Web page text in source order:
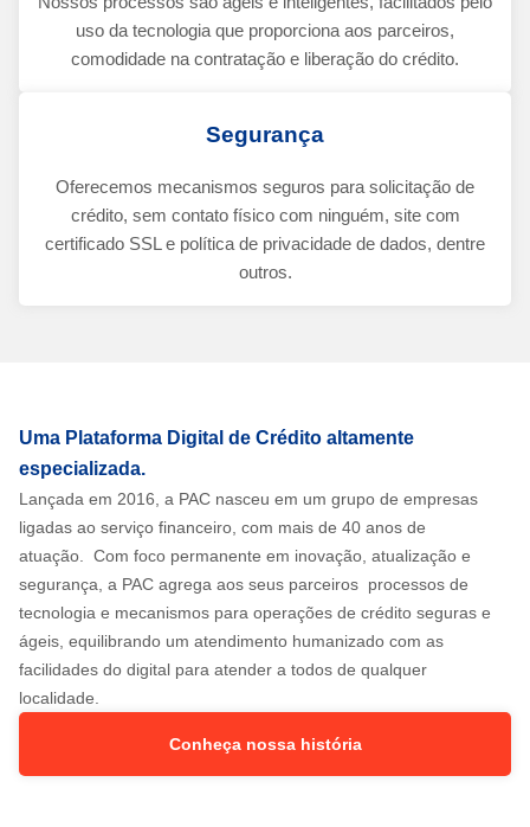
uso da tecnologia que proporciona aos parceiros,
comodidade na contratação e liberação do crédito.
Segurança
Oferecemos mecanismos seguros para solicitação de
crédito, sem contato físico com ninguém, site com
certificado SSL e política de privacidade de dados, dentre
outros.
Uma Plataforma Digital de Crédito altamente
especializada.
Lançada em 2016, a PAC nasceu em um grupo de empresas
ligadas ao serviço financeiro, com mais de 40 anos de
atuação. Com foco permanente em inovação, atualização e
segurança, a PAC agrega aos seus parceiros processos de
tecnologia e mecanismos para operações de crédito seguras e
ágeis, equilibrando um atendimento humanizado com as
facilidades do digital para atender a todos de qualquer
localidade.
Conheça nossa história